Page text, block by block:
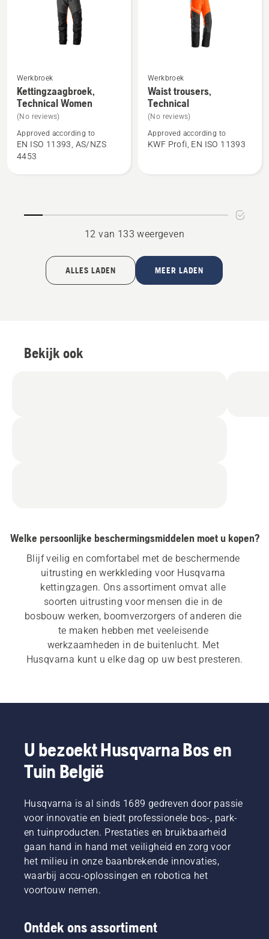
Bekijk
meer
details
over
Kettingzaagbroek,
Technical
Werkbroek
Kettingzaagbroek,
Technical Women
(No reviews)
Approved according to
EN ISO 11393, AS/NZS
4453
Bekijk
meer
details
over
Waist
Werkbroek
Waist trousers,
Technical
(No reviews)
Approved according to
KWF Profi, EN ISO 11393
12 van 133 weergeven
ALLES LADEN MEER LADEN
Bekijk ook
Welke persoonlijke beschermingsmiddelen moet u kopen?
Blijf veilig en comfortabel met de beschermende
uitrusting en werkkleding voor Husqvarna
kettingzagen. Ons assortiment omvat alle
soorten uitrusting voor mensen die in de
bosbouw werken, boomverzorgers of anderen die
te maken hebben met veeleisende
werkzaamheden in de buitenlucht. Met
Husqvarna kunt u elke dag op uw best presteren.
U bezoekt Husqvarna Bos en
Tuin België
Husqvarna is al sinds 1689 gedreven door passie
voor innovatie en biedt professionele bos-, park-
en tuinproducten. Prestaties en bruikbaarheid
gaan hand in hand met veiligheid en zorg voor
het milieu in onze baanbrekende innovaties,
waarbij accu-oplossingen en robotica het
voortouw nemen.
Ontdek ons assortiment